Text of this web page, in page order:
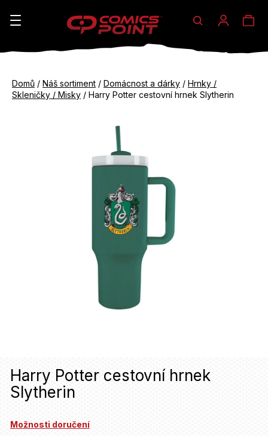
Hledat
Domů / Náš sortiment / Domácnost a dárky / Hrnky /
Skleničky / Misky / Harry Potter cestovní hrnek Slytherin
Harry Potter cestovní hrnek
Slytherin
Možnosti doručení
K
do
do
n
a
í